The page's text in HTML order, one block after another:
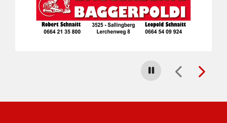
Carousel stoppen